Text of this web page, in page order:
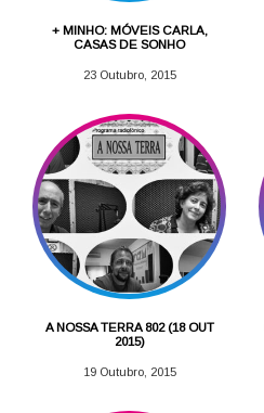
+ MINHO: MÓVEIS CARLA,
CASAS DE SONHO
23 Outubro, 2015
A NOSSA TERRA 802 (18 OUT
2015)
19 Outubro, 2015